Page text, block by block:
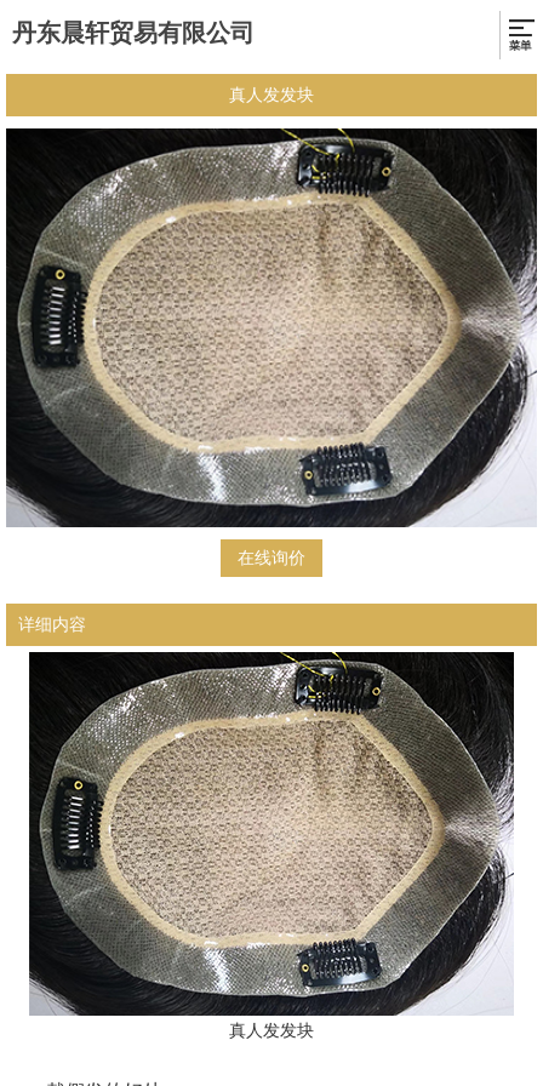
丹东晨轩贸易有限公司
真人发发块
在线询价
详细内容
真人发发块